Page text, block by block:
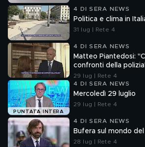
4 DI SERA NEWS
Politica e clima in
31 lug | Rete 4
4 DI SERA NEWS
Matteo Piantedosi:
confronti della
29 lug | Rete 4
PUNTATA INTERA
4 DI SERA NEWS
Mercoledì 29 luglio
29 lug | Rete 4
4 DI SERA NEWS
Bufera sul mondo
28 lug | Rete 4